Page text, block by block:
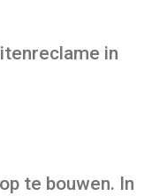
in
te bouwen. In